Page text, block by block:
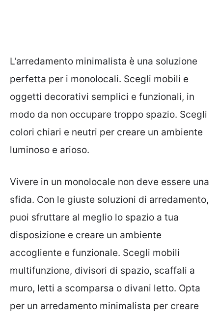
L’arredamento minimalista è una soluzione
perfetta per i monolocali. Scegli mobili e
oggetti decorativi semplici e funzionali, in
modo da non occupare troppo spazio. Scegli
colori chiari e neutri per creare un ambiente
luminoso e arioso.
Vivere in un monolocale non deve essere una
sfida. Con le giuste soluzioni di arredamento,
puoi sfruttare al meglio lo spazio a tua
disposizione e creare un ambiente
accogliente e funzionale. Scegli mobili
multifunzione, divisori di spazio, scaffali a
muro, letti a scomparsa o divani letto. Opta
per un arredamento minimalista per creare